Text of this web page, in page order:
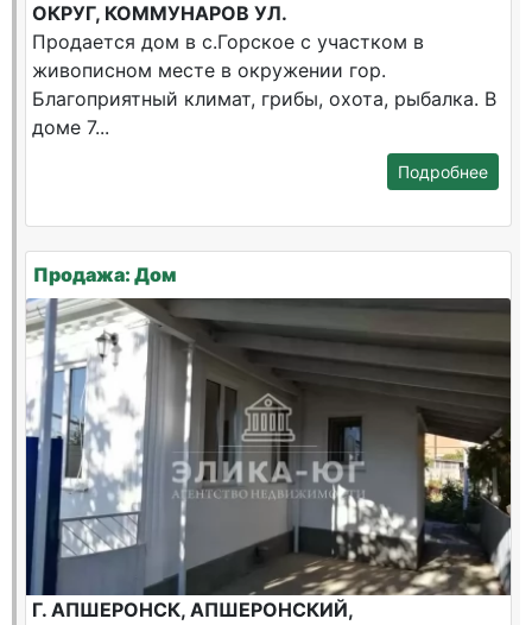
ОКРУГ, КОММУНАРОВ УЛ.
Продается дом в с.Горское с участком в
живописном месте в окружении гор.
Благоприятный климат, грибы, охота, рыбалка. В
доме 7...
Подробнее
Продажа: Дом
Г. АПШЕРОНСК, АПШЕРОНСКИЙ,